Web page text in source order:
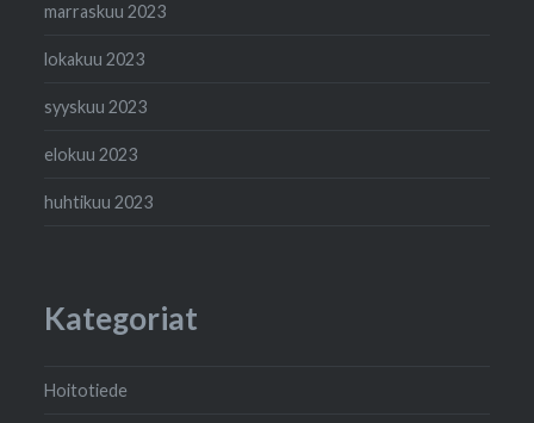
marraskuu 2023
lokakuu 2023
syyskuu 2023
elokuu 2023
huhtikuu 2023
Kategoriat
Hoitotiede